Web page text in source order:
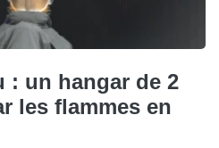
: un hangar de 2
les flammes en